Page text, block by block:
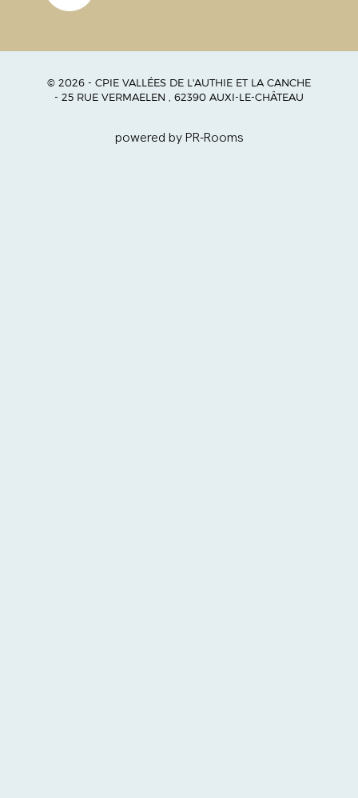
© 2026 - CPIE VALLÉES DE L'AUTHIE ET LA CANCHE
- 25 RUE VERMAELEN , 62390 AUXI-LE-CHÂTEAU
powered by PR-Rooms